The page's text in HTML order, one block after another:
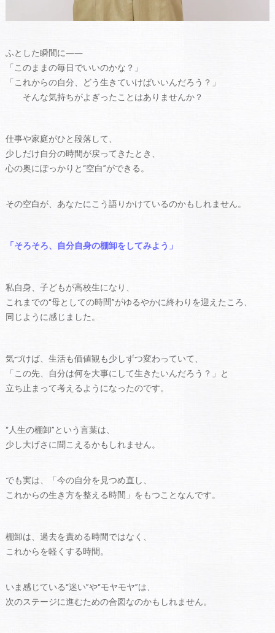
ふとした瞬間に――
「このままの毎日でいいのかな？」
「これからの自分、どう生きていけばいいんだろう？」
そんな気持ちがよぎったことはありませんか？
仕事や家庭がひと段落して、
少しだけ自分の時間が戻ってきたとき、
心の奥にぽっかりと“空白”ができる。
その空白が、あなたにこう語りかけているのかもしれません。
「そろそろ、自分自身の棚卸をしてみよう」
私自身、子どもが高校生になり、
これまでの“母としての時間”がゆるやかに終わりを迎えたころ、
同じように感じました。
気づけば、生活も価値観も少しずつ変わっていて、
「この先、自分は何を大事にして生きたいんだろう？」と
立ち止まって考えるようになったのです。
“人生の棚卸”という言葉は、
少し大げさに聞こえるかもしれません。
でも実は、「今の自分を見つめ直し、
これからの生き方を整える時間」をもつことなんです。
棚卸は、過去を責める時間ではなく、
これからを軽くする時間。
いま感じている“迷い”や“モヤモヤ”は、
次のステージに進むための合図なのかもしれません。